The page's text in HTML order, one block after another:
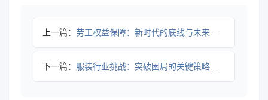
上一篇： 劳工权益保障：新时代的底线与未来方向
下一篇： 服装行业挑战：突破困局的关键策略解析